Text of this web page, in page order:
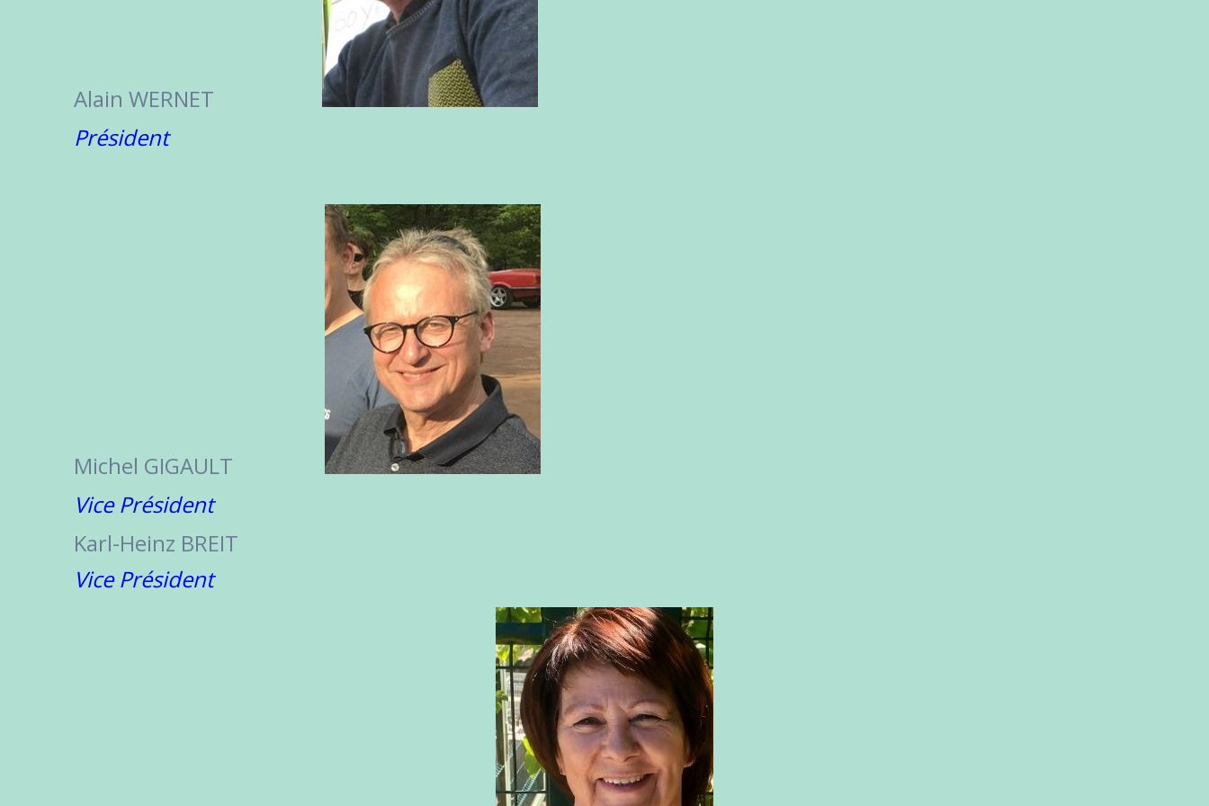
Alain WERNET
Président
Michel GIGAULT
Vice Président
Karl-Heinz BREIT
Vice Président